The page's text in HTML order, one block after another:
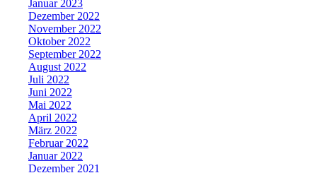
Januar 2023
Dezember 2022
November 2022
Oktober 2022
September 2022
August 2022
Juli 2022
Juni 2022
Mai 2022
April 2022
März 2022
Februar 2022
Januar 2022
Dezember 2021